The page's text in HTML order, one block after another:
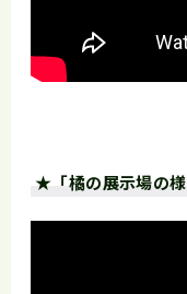
★「橘の展示場の